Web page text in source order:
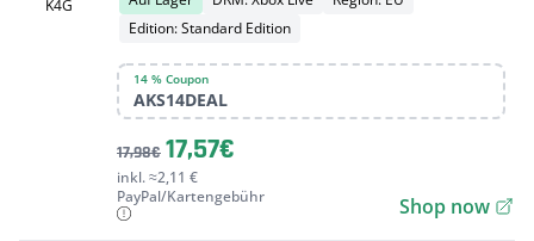
K4G
Edition: Standard Edition
14 % Coupon
AKS14DEAL
17,98€ 17,57€
inkl. ≈2,11 €
PayPal/Kartengebühr
Shop now